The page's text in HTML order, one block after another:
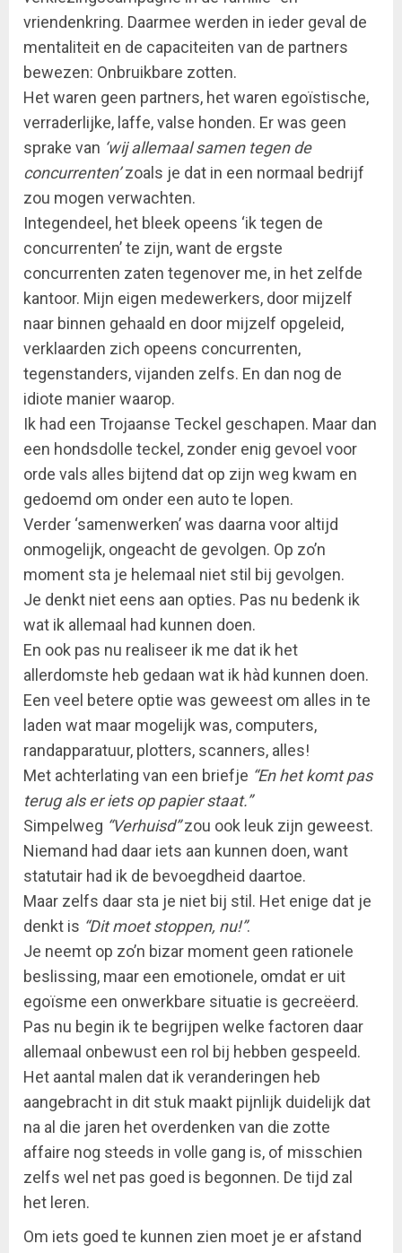
vriendenkring. Daarmee werden in ieder geval de
mentaliteit en de capaciteiten van de partners
bewezen: Onbruikbare zotten.
Het waren geen partners, het waren egoïstische,
verraderlijke, laffe, valse honden. Er was geen
sprake van ‘wij allemaal samen tegen de
concurrenten’zoals je dat in een normaal bedrijf
zou mogen verwachten.
Integendeel, het bleek opeens ‘ik tegen de
concurrenten’ te zijn, want de ergste
concurrenten zaten tegenover me, in het zelfde
kantoor. Mijn eigen medewerkers, door mijzelf
naar binnen gehaald en door mijzelf opgeleid,
verklaarden zich opeens concurrenten,
tegenstanders, vijanden zelfs. En dan nog de
idiote manier waarop.
Ik had een Trojaanse Teckel geschapen. Maar dan
een hondsdolle teckel, zonder enig gevoel voor
orde vals alles bijtend dat op zijn weg kwam en
gedoemd om onder een auto te lopen.
Verder ‘samenwerken’ was daarna voor altijd
onmogelijk, ongeacht de gevolgen. Op zo’n
moment sta je helemaal niet stil bij gevolgen.
Je denkt niet eens aan opties. Pas nu bedenk ik
wat ik allemaal had kunnen doen.
En ook pas nu realiseer ik me dat ik het
allerdomste heb gedaan wat ik hàd kunnen doen.
Een veel betere optie was geweest om alles in te
laden wat maar mogelijk was, computers,
randapparatuur, plotters, scanners, alles!
Met achterlating van een briefje “En het komt pas
terug als er iets op papier staat.”
Simpelweg “Verhuisd”zou ook leuk zijn geweest.
Niemand had daar iets aan kunnen doen, want
statutair had ik de bevoegdheid daartoe.
Maar zelfs daar sta je niet bij stil. Het enige dat je
denkt is “Dit moet stoppen, nu!”.
Je neemt op zo’n bizar moment geen rationele
beslissing, maar een emotionele, omdat er uit
egoïsme een onwerkbare situatie is gecreëerd.
Pas nu begin ik te begrijpen welke factoren daar
allemaal onbewust een rol bij hebben gespeeld.
Het aantal malen dat ik veranderingen heb
aangebracht in dit stuk maakt pijnlijk duidelijk dat
na al die jaren het overdenken van die zotte
affaire nog steeds in volle gang is, of misschien
zelfs wel net pas goed is begonnen. De tijd zal
het leren.
Om iets goed te kunnen zien moet je er afstand